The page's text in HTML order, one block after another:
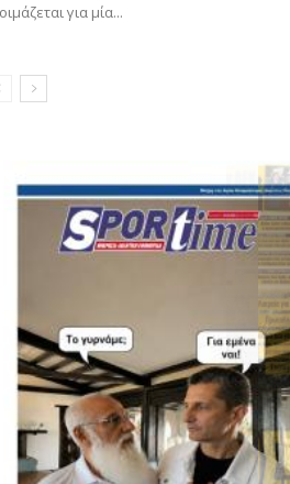
για μία...